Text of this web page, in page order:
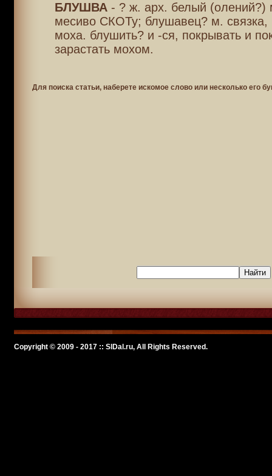
БЛУШВА- ? ж. арх. белый (олений?)
месиво СКОТу; блушавец? м. связка,
моха. блушить? и -ся, покрывать и
зарастать мохом.
Для поиска статьи, наберете искомое слово или несколько его
Copyright © 2009 - 2017 :: SlDal.ru, All Rights Reserved.